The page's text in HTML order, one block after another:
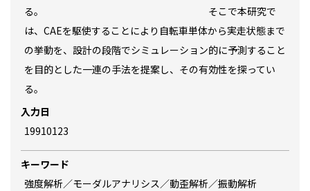
る。 そこで本研究で
は、CAEを駆使することにより自転車単体から実走状態まで
の挙動を、設計の段階でシミュレーション的に予測すること
を目的とした一連の手法を提案し、その有効性を探ってい
る。
入力日
19910123
キーワード
強度解析／モーダルアナリシス／動歪解析／振動解析